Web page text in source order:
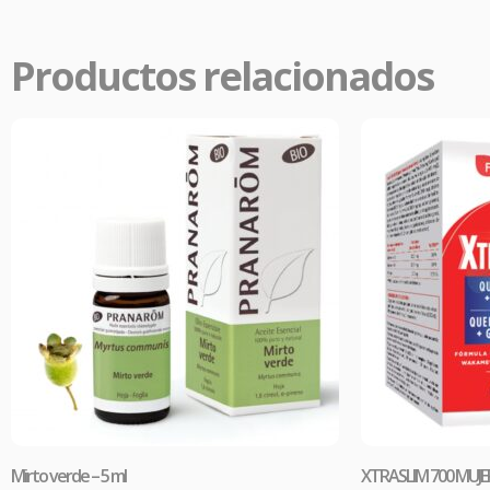
Productos relacionados
Mirto verde – 5 ml
XTRASLIM 700